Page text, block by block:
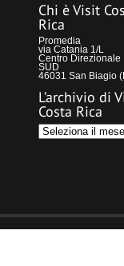
Chi è Visit
Rica
Promedia
via Catania 1/L
Centro Direzionale
SUD
46031 San Biagio
L’archivio di
Costa Rica
L’archivio
di